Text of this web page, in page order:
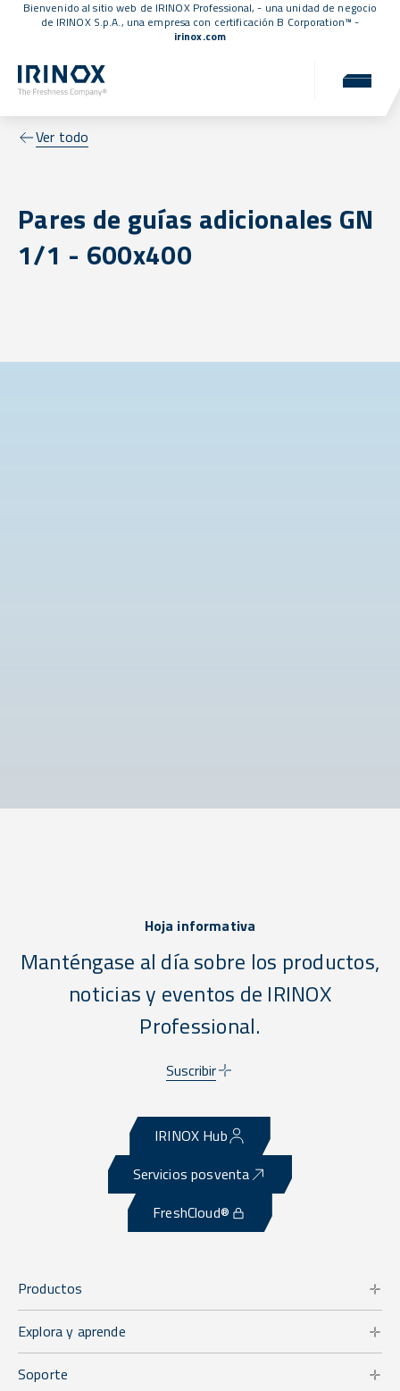
Bienvenido al sitio web de IRINOX Professional, - una unidad de negocio
de IRINOX S.p.A., una empresa con certificación B Corporation™ -
irinox.com
Ver todo
Pares de guías adicionales GN
1/1 - 600x400
Hoja informativa
Manténgase al día sobre los productos,
noticias y eventos de IRINOX
Professional.
Suscribir
IRINOX Hub
Servicios posventa
FreshCloud®
Productos
Explora y aprende
Soporte